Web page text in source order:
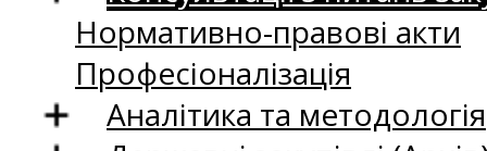
Нормативно-правові акти
Професіоналізація
Аналітика та методологія